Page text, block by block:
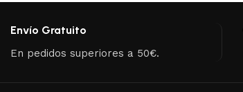
Envío Gratuito
En pedidos superiores a 50€.